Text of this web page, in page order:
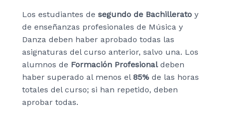
Los estudiantes de segundo de Bachillerato y
de enseñanzas profesionales de Música y
Danza deben haber aprobado todas las
asignaturas del curso anterior, salvo una. Los
alumnos de Formación Profesionaldeben
haber superado al menos el 85% de las horas
totales del curso; si han repetido, deben
aprobar todas.